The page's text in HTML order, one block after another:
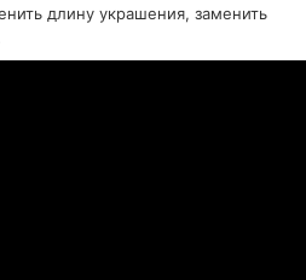
длину украшения, заменить